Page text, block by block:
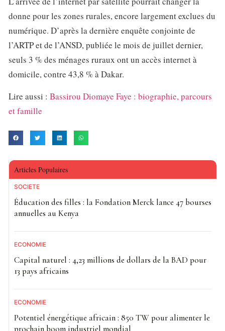
donne pour les zones rurales, encore largement exclues du
numérique. D’après la dernière enquête conjointe de
l’ARTP et de l’ANSD, publiée le mois de juillet dernier,
seuls 3 % des ménages ruraux ont un accès internet à
domicile, contre 43,8 % à Dakar.
Lire aussi : Bassirou Diomaye Faye : biographie, parcours
et famille
Articles Populaires
SOCIETE
Éducation des filles : la Fondation Merck lance 47 bourses
annuelles au Kenya
ECONOMIE
Capital naturel : 4,23 millions de dollars de la BAD pour
13 pays africains
ECONOMIE
Potentiel énergétique africain : 850 TW pour alimenter le
prochain boom industriel mondial